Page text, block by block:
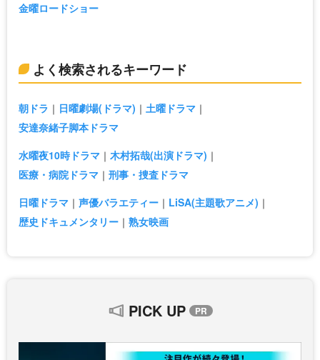
金曜ロードショー
よく検索されるキーワード
朝ドラ 日曜劇場(ドラマ)
土曜ドラマ
安達奈緒子脚本ドラマ
水曜夜10時ドラマ
木村拓哉(出演ドラマ)
医療・病院ドラマ
刑事・捜査ドラマ
日曜ドラマ
声優バラエティー
LiSA(主題歌アニメ)
歴史ドキュメンタリー
熟女映画
PICK UP